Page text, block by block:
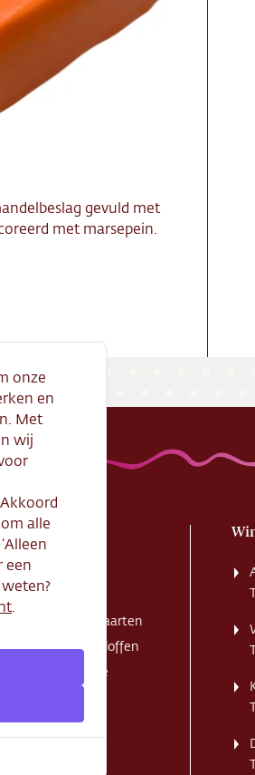
Contact
gevuld met
met marsepein.
Webshop
Taarten
Exclusieve taarten
Schnitte - Sloffen
Koek - Cake
onze
en
Met
wij
alle
een
.